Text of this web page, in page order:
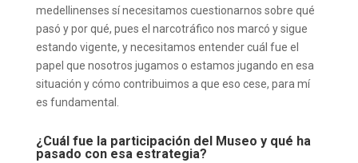
medellinenses sí necesitamos cuestionarnos sobre qué
pasó y por qué, pues el narcotráfico nos marcó y sigue
estando vigente, y necesitamos entender cuál fue el
papel que nosotros jugamos o estamos jugando en esa
situación y cómo contribuimos a que eso cese, para mí
es fundamental.
¿Cuál fue la participación del Museo y qué ha
pasado con esa estrategia?